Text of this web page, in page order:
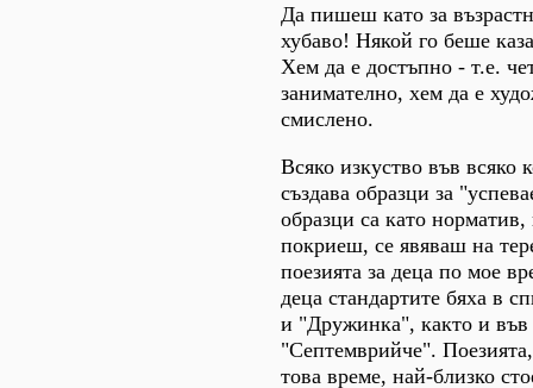
Да пишеш като за
хубаво! Някой го беше
Хем да е достъпно - т.е.
занимателно, хем да е
смислено.
Всяко изкуство във всяко
създава образци за
образци са като норматив,
покриеш, се явяваш на
поезията за деца по мое
деца стандартите бяха в
и "Дружинка", както и във
"Септемврийче".
това време, най-близко